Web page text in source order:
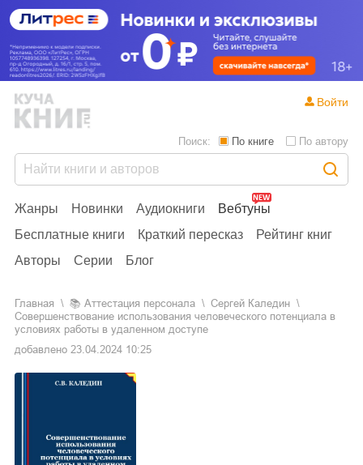
Жанры Новинки Аудиокниги
Вебтуны
Бесплатные книги
Краткий пересказ
Рейтинг книг
Авторы
Серии Блог
Поиск: По книге По автору
Войти
Главная 📚 аттестация персонала
Сергей Каледин
Совершенствование использования человеческого потенциала в
условиях работы в удаленном доступе
добавлено 23.04.2024 10:25